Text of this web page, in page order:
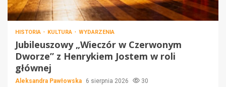
HISTORIA KULTURA WYDARZENIA
Jubileuszowy „Wieczór w Czerwonym
Dworze” z Henrykiem Jostem w roli
głównej
Aleksandra Pawłowska 6 sierpnia 2026 30